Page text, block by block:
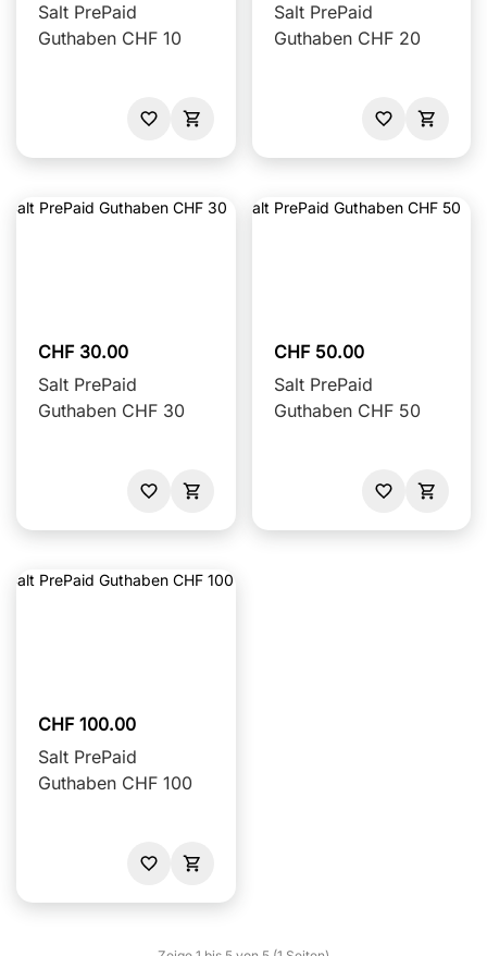
Salt PrePaid
Guthaben CHF 10
Salt PrePaid
Guthaben CHF 20
CHF 30.00
Salt PrePaid
Guthaben CHF 30
CHF 50.00
Salt PrePaid
Guthaben CHF 50
CHF 100.00
Salt PrePaid
Guthaben CHF 100